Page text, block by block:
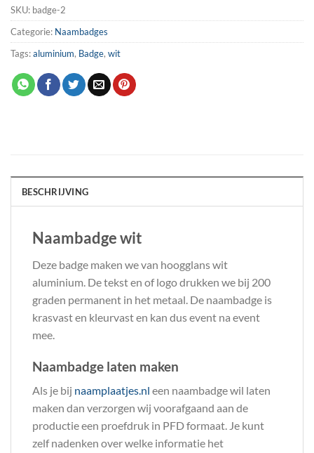
SKU: badge-2
Categorie: Naambadges
Tags:aluminium, Badge, wit
BESCHRIJVING
Naambadge wit
Deze badge maken we van hoogglans wit
aluminium. De tekst en of logo drukken we bij 200
graden permanent in het metaal. De naambadge is
krasvast en kleurvast en kan dus event na event
mee.
Naambadge laten maken
Als je bij naamplaatjes.nl een naambadge wil laten
maken dan verzorgen wij voorafgaand aan de
productie een proefdruk in PFD formaat. Je kunt
zelf nadenken over welke informatie het